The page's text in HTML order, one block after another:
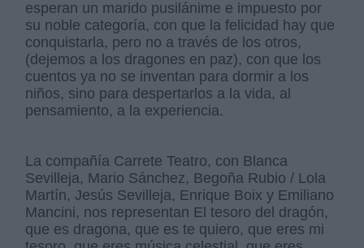
esperan un marido pusilánime e impuesto por
su noble categoría, con que la felicidad hay que
conquistarla, pero no a través de los otros,
(dejemos a los dragones en paz), con que los
cuentos ya no se inventan para dormir a los
niños, sino para despertarlos a la vida, al
pensamiento, a la experiencia.
La compañía Carrete Teatro, con Blanca
Sevilleja, Mario Sánchez, Begoña Rubio / Lola
Martín, Jesús Sevilleja, Enrique Boix y Emiliano
Mancini, nos representan El tesoro del dragón,
que es dragona, que es te quiero, que eres mi